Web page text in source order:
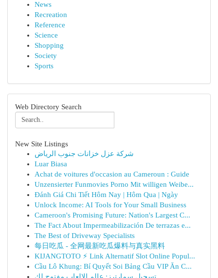
News
Recreation
Reference
Science
Shopping
Society
Sports
Web Directory Search
New Site Listings
شركة عزل خزانات جنوب الرياض
Luar Biasa
Achat de voitures d'occasion au Cameroun : Guide
Unzensierter Funmovies Porno Mit willigen Weibe...
Đánh Giá Chi Tiết Hôm Nay | Hôm Qua | Ngày
Unlock Income: AI Tools for Your Small Business
Cameroon's Promising Future: Nation's Largest C...
The Fact About Impermeabilización De terrazas e...
The Best of Driveway Specialists
每日吃瓜 - 全网最新吃瓜爆料与真实黑料
KIJANGTOTO ⚡ Link Alternatif Slot Online Popul...
Cầu Lô Khung: Bí Quyết Soi Bảng Cầu VIP Ăn C...